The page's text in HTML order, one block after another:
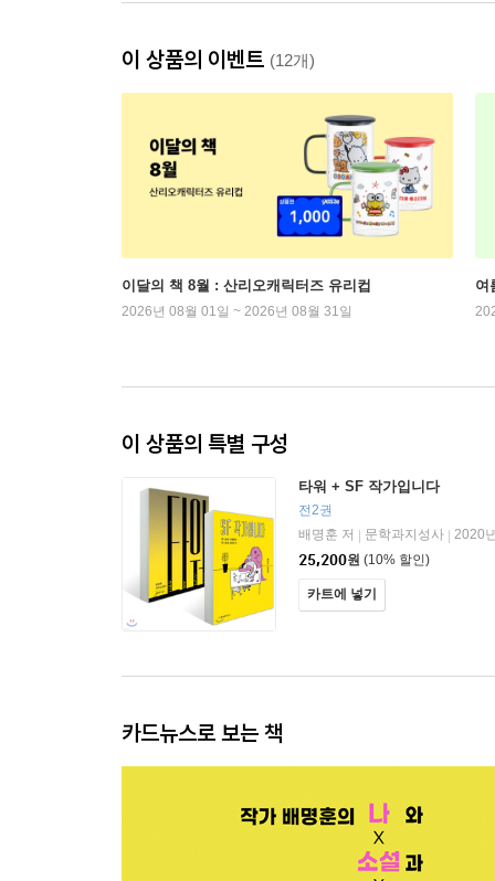
이 상품의 이벤트 (12개)
이달의 책 8월 : 산리오캐릭터즈 유리컵
2026년 08월 01일 ~ 2026년 08월 31일
여
이 상품의 특별 구성
타워 + SF 작가입니다
전2권
배명훈 저
문학과지성사
2020
25,200원 (10% 할인)
카트에 넣기
카드뉴스로 보는 책